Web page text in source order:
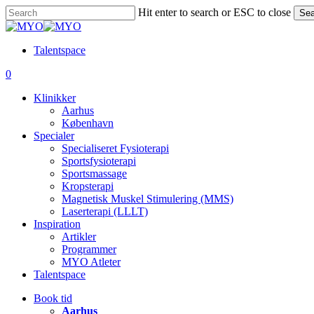
Skip
to
content
Hit enter to search or ESC to close
Close
Talentspace
account
0
Klinikker
Aarhus
København
Specialer
Specialiseret Fysioterapi
Sportsfysioterapi
Sportsmassage
Kropsterapi
Magnetisk Muskel Stimulering (MMS)
Laserterapi (LLLT)
Inspiration
Artikler
Programmer
MYO Atleter
Talentspace
Book tid
Aarhus